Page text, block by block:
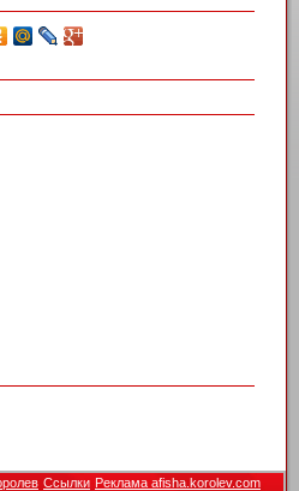
Ссылки Реклама afisha.korolev.com